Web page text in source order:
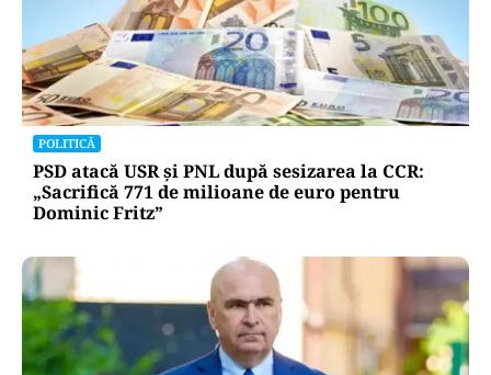
POLITICĂ
PSD atacă USR și PNL după sesizarea la CCR:
„Sacrifică 771 de milioane de euro pentru
Dominic Fritz”